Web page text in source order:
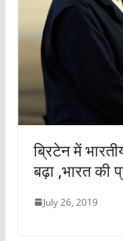
ब्रिटेन में
बढ़ा ,भारत की
July 26, 2019